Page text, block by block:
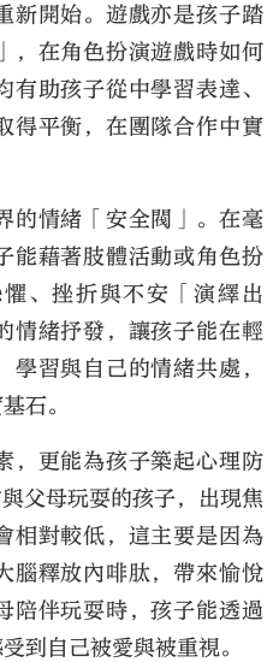
新開始。遊戲亦是孩子踏
，在角色扮演遊戲時如何
助孩子從中學習表達、
得平衡，在團隊合作中實
的情緒「安全閥」。在毫
能藉著肢體活動或角色扮
、挫折與不安「演繹出
情緒抒發，讓孩子能在輕
習與自己的情緒共處，
石。
，更能為孩子築起心理防
父母玩耍的孩子，出現焦
相對較低，這主要是因為
腦釋放內啡肽，帶來愉悅
陪伴玩耍時，孩子能透過
到自己被愛與被重視。